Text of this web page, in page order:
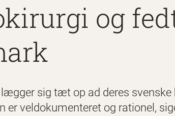
og
sig tæt op ad deres svenske
er veldokumenteret og rationel,